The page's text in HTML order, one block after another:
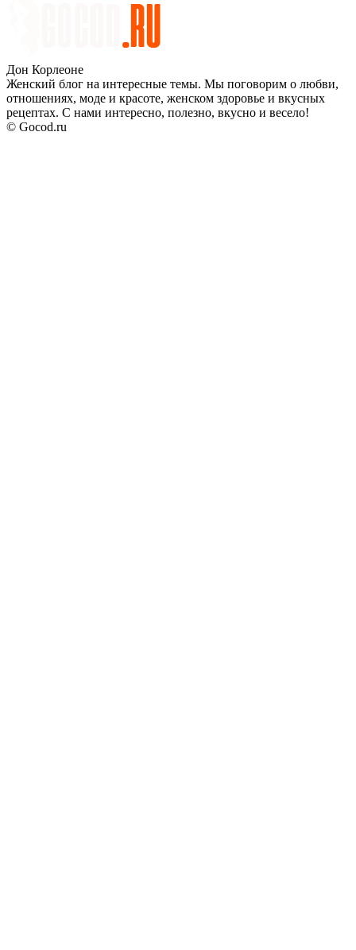
Дон Корлеоне
Женский блог на интересные темы. Мы поговорим о любви,
отношениях, моде и красоте, женском здоровье и вкусных
рецептах. С нами интересно, полезно, вкусно и весело!
© Gocod.ru